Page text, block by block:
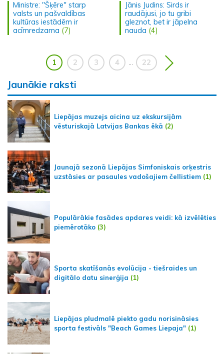
Ministre: "Šķēre" starp
valsts un pašvaldības
kultūras iestādēm ir
acīmredzama (7)
Jānis Judins: Sirds ir
raudājusi, jo tu gribi
gleznot, bet ir jāpelna
nauda (4)
1 2 3 4 22
Jaunākie raksti
Liepājas muzejs aicina uz ekskursijām
vēsturiskajā Latvijas Bankas ēkā (2)
Jaunajā sezonā Liepājas Simfoniskais orķestris
uzstāsies ar pasaules vadošajiem čellistiem (1)
Populārākie fasādes apdares veidi: kā izvēlēties
piemērotāko (3)
Sporta skatīšanās evolūcija - tiešraides un
digitālo datu sinerģija (1)
Liepājas pludmalē piekto gadu norisināsies
sporta festivāls "Beach Games Liepaja" (1)